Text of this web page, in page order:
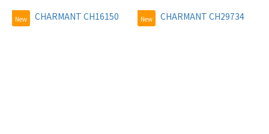
眼
鏡
New New